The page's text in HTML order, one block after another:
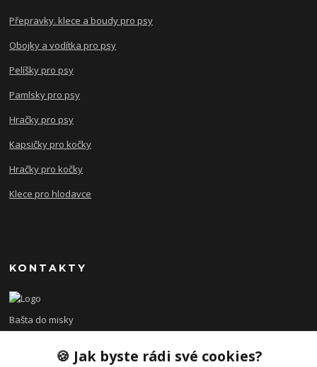
Přepravky. klece a boudy pro psy
Obojky a vodítka pro psy
Pelíšky pro psy
Pamlsky pro psy
Hračky pro psy
Kapsičky pro kočky
Hračky pro kočky
Klece pro hlodavce
KONTAKTY
Bašta do misky
+420 608 479 610🍪 Jak byste rádi své cookies?